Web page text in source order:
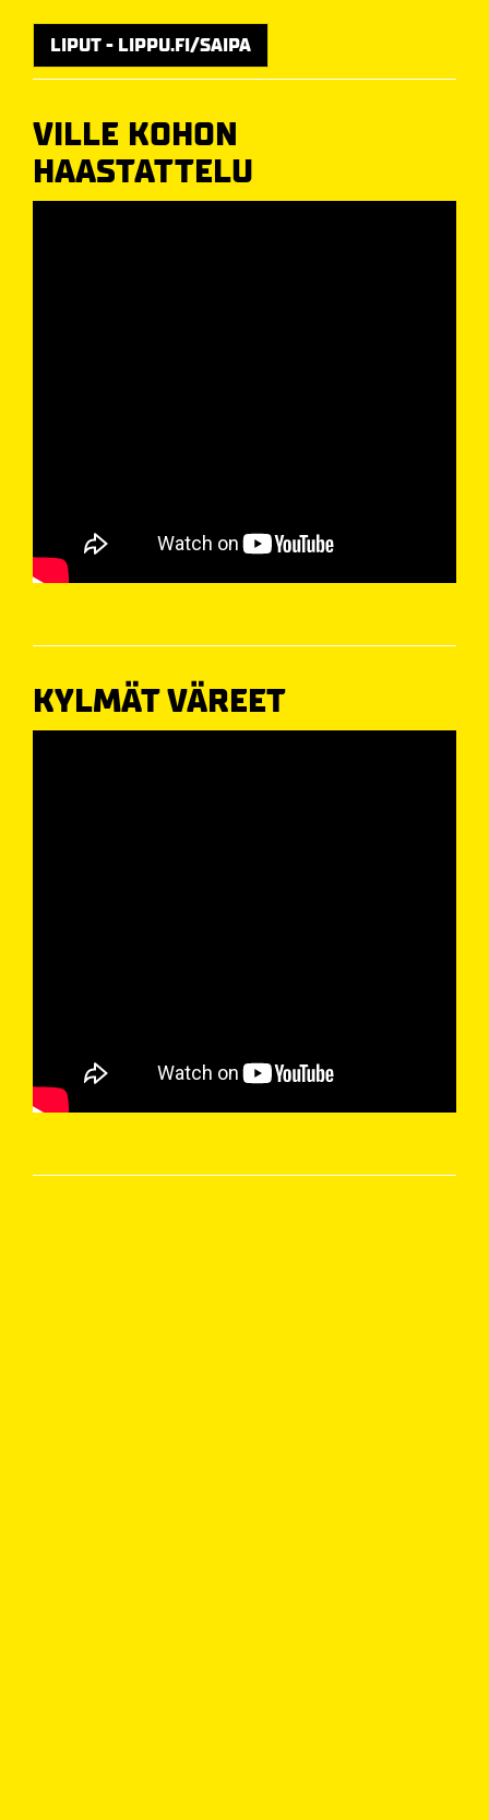
LIPUT - LIPPU.FI/SAIPA
VILLE KOHON
HAASTATTELU
KYLMÄT VÄREET